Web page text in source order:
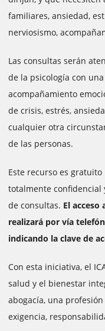
familiares, ansiedad,
nerviosismo,
Las consultas serán
de la psicología con
acompañamiento
de crisis, estrés,
cualquier otra
de las personas.
Este recurso es
totalmente
de consultas. El acceso
realizará por vía
indicando la clave de
Con esta iniciativa, el
salud y el bienestar
abogacía, una
exigencia,